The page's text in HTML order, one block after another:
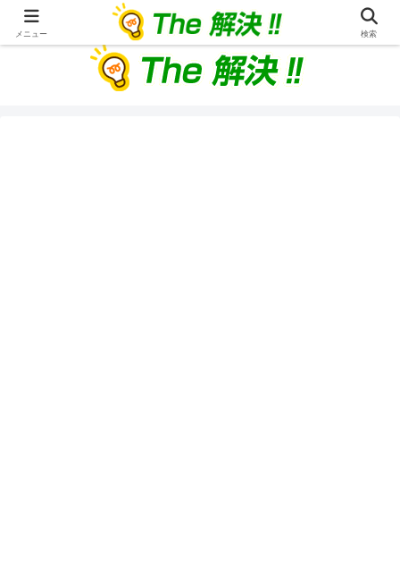
生活や美容、体に関しての疑問や質問、困った！を解決
メニュー 検索